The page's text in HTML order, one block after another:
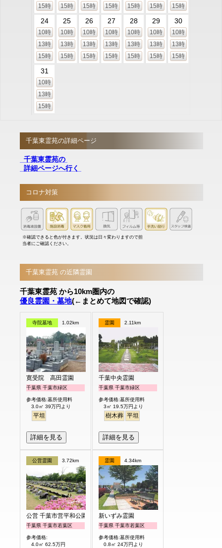
15時
15時
15時
15時
15時
15時
15時
24
10時
13時
15時
25
10時
13時
15時
26
10時
13時
15時
27
10時
13時
15時
28
10時
13時
15時
29
10時
13時
15時
30
10時
13時
15時
31
10時
13時
15時
千葉東霊苑の詳細ページ
千葉東霊苑の
詳細ページへ行く
コロナ対策
※確認できると色が付きます。状況は日々変わりますので担
当者にご確認ください。
千葉東霊苑 の近隣霊園
千葉東霊苑 から10km圏内の
優良霊園・墓地(←まとめて地図で確認)
寺院墓地 1.02km
寛受院 高田霊園
千葉県 千葉市緑区
参考価格:墓所使用料
3.0㎡ 39万円より
平坦
詳細を見る
霊園 2.11km
千葉中央霊園
千葉県 千葉市緑区
参考価格:墓所使用料
3㎡ 19.5万円より
樹木葬 平坦
詳細を見る
公営霊園 3.72km
公営 千葉市営平和公園
千葉県 千葉市若葉区
参考価格:
4.0㎡ 62.5万円
霊園 4.34km
新いずみ霊園
千葉県 千葉市若葉区
参考価格:墓所使用料
0.8㎡ 24万円より